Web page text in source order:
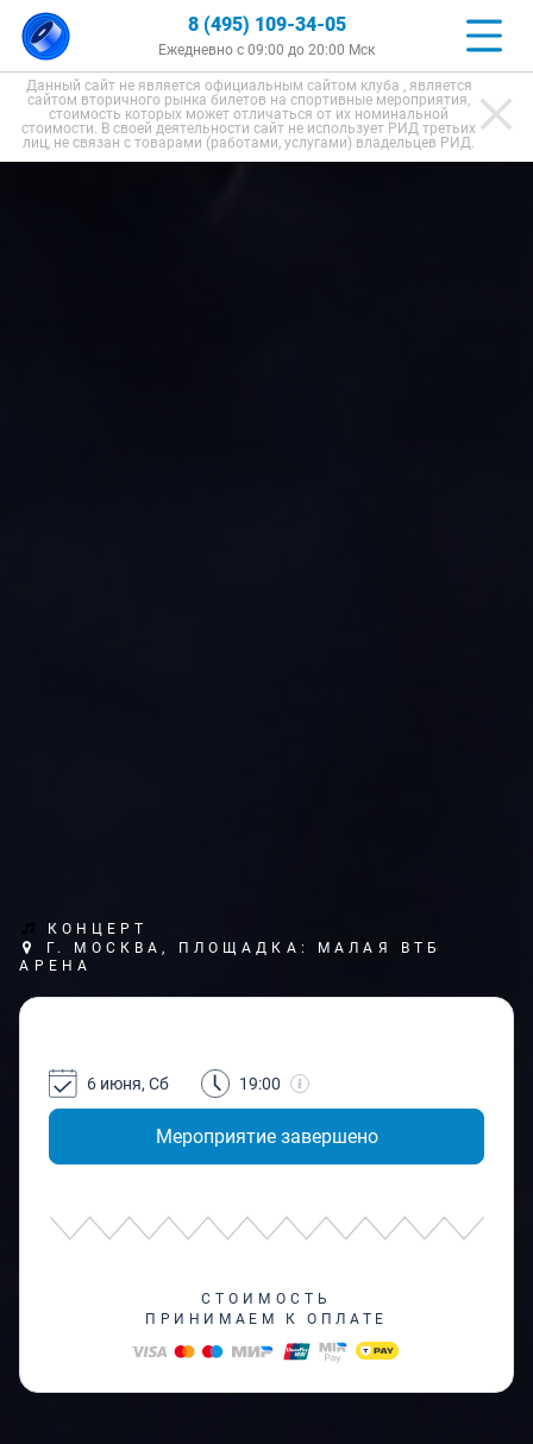
8 (495) 109-34-05
Ежедневно с 09:00 до 20:00 Мск
Данный сайт не является официальным сайтом клуба , является
сайтом вторичного рынка билетов на спортивные мероприятия,
стоимость которых может отличаться от их номинальной
стоимости. В своей деятельности сайт не использует РИД третьих
лиц, не связан с товарами (работами, услугами) владельцев РИД.
КОНЦЕРТ
Г. МОСКВА, ПЛОЩАДКА: МАЛАЯ ВТБ
АРЕНА
Мероприятие завершено
6 июня, Сб 19:00
СТОИМОСТЬ
ПРИНИМАЕМ К ОПЛАТЕ